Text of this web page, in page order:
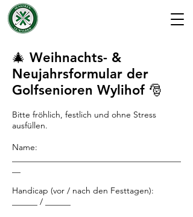
🎄 Weihnachts- &
Neujahrsformular der
Golfsenioren Wylihof 🎅
Bitte fröhlich, festlich und ohne Stress
ausfüllen.
Name:
Handicap (vor / nach den Festtagen):
______ / ______